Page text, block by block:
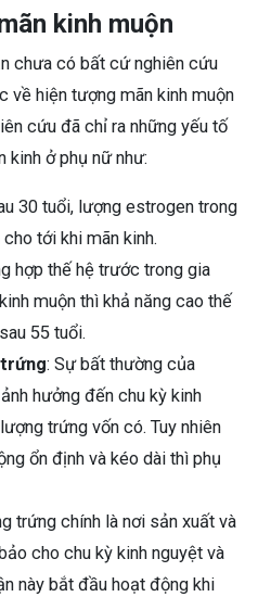
kinh muộn
chưa có bất cứ nghiên cứu
về hiện tượng mãn kinh muộn
cứu đã chỉ ra những yếu tố
kinh ở phụ nữ như:
30 tuổi, lượng estrogen trong
tới khi mãn kinh.
hợp thế hệ trước trong gia
muộn thì khả năng cao thế
55 tuổi.
: Sự bất thường của
hưởng đến chu kỳ kinh
trứng vốn có. Tuy nhiên
ổn định và kéo dài thì phụ
trứng chính là nơi sản xuất và
cho chu kỳ kinh nguyệt và
này bắt đầu hoạt động khi